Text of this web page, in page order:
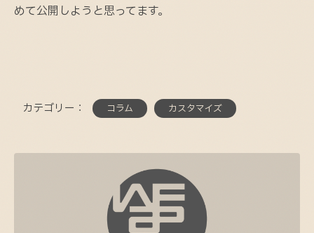
めて公開しようと思ってます。
カテゴリー： コラム カスタマイズ